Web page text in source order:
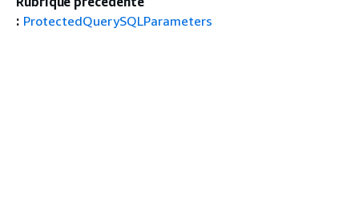
: ProtectedQuerySQLParameters